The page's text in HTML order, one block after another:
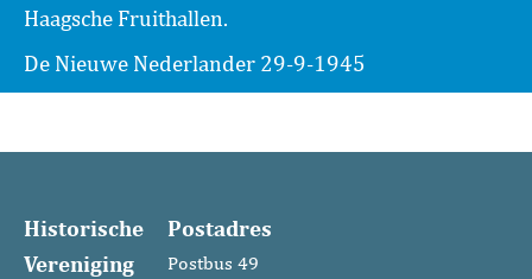
Haagsche Fruithallen.
De Nieuwe Nederlander 29-9-1945
Historische
Vereniging
Postadres
Postbus 49